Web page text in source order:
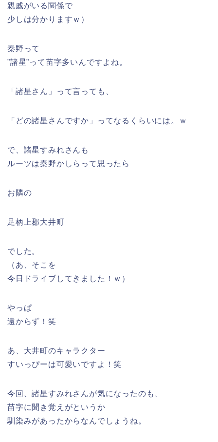
親戚がいる関係で
少しは分かりますｗ）
秦野って
”諸星”って苗字多いんですよね。
「諸星さん」って言っても、
「どの諸星さんですか」ってなるくらいには。ｗ
で、諸星すみれさんも
ルーツは秦野かしらって思ったら
お隣の
足柄上郡大井町
でした。
（あ、そこを
今日ドライブしてきました！ｗ）
やっぱ
遠からず！笑
あ、大井町のキャラクター
すいっぴーは可愛いですよ！笑
今回、諸星すみれさんが気になったのも、
苗字に聞き覚えがというか
馴染みがあったからなんでしょうね。